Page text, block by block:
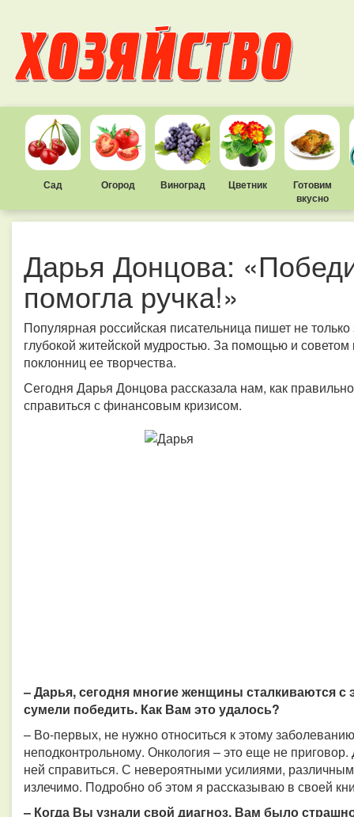
Сад Огород Виноград Цветник
Готовим
вкусно
Дарья Донцова:
помогла ручка!»
Популярная российская писательница пишет не
глубокой житейской мудростью. За помощью и
поклонниц ее творчества.
Сегодня Дарья Донцова рассказала нам, как
справиться с финансовым кризисом.
– Дарья, сегодня многие женщины сталкиваются
сумели победить. Как Вам это удалось?
– Во-первых, не нужно относиться к этому
неподконтрольному. Онкология – это еще не
ней справиться. С невероятными усилиями,
излечимо. Подробно об этом я рассказываю в своей
– Когда Вы узнали свой диагноз, Вам было